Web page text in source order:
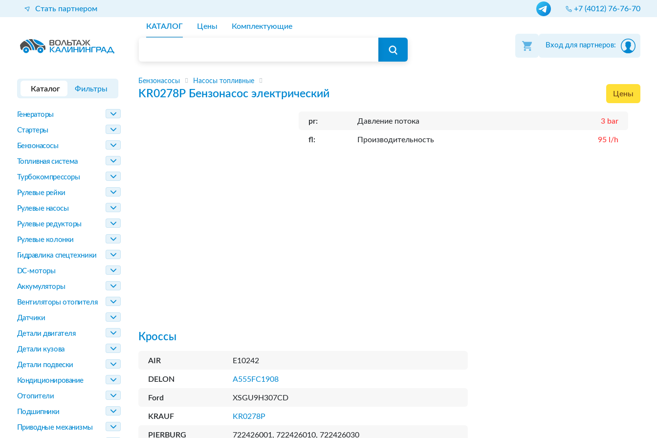
Стать партнером +7 (4012) 76-76-70
КАТАЛОГ Цены Комплектующие
Вход для партнеров:
Каталог Фильтры
Генераторы
Стартеры
Бензонасосы
Топливная система
Турбокомпрессоры
Рулевые рейки
Рулевые насосы
Рулевые редукторы
Рулевые колонки
Гидравлика спецтехники
DC-моторы
Аккумуляторы
Вентиляторы отопителя
Датчики
Детали двигателя
Детали кузова
Детали подвески
Кондиционирование
Отопители
Подшипники
Приводные механизмы
Бензонасосы Насосы топливные
KR0278P Бензонасос электрический Цены
pr: Давление потока 3 bar
fl: Производительность 95 l/h
Кроссы
AIR E10242
DELON A555FC1908
Ford XSGU9H307CD
KRAUF KR0278P
PIERBURG 722426001, 722426010, 722426030